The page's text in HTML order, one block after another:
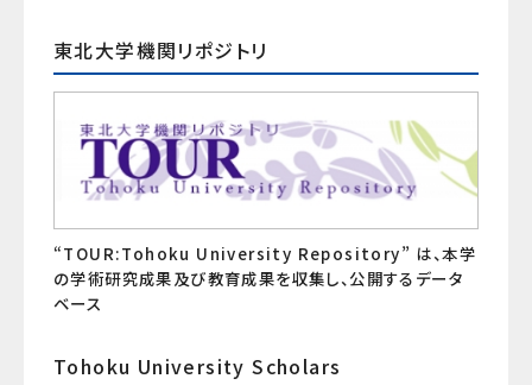
東北大学機関リポジトリ
“TOUR:Tohoku University Repository” は、本学
の学術研究成果及び教育成果を収集し、公開するデータ
ベース
Tohoku University Scholars